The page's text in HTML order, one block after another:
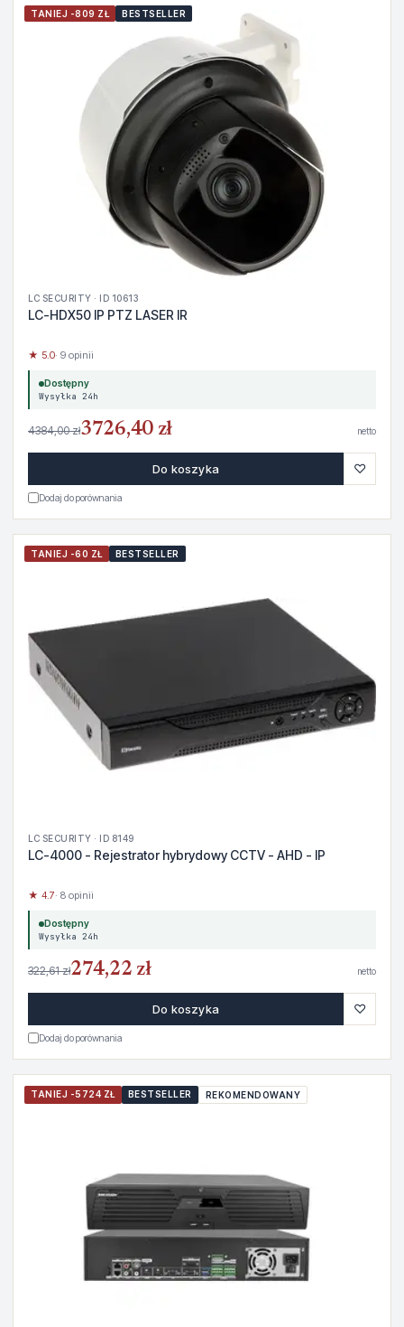
TANIEJ -809 ZŁ BESTSELLER
LC SECURITY · ID 10613
LC-HDX50 IP PTZ LASER IR
★ 5.0· 9 opinii
Dostępny
Wysyłka 24h
4384,00 zł3726,40 zł netto
Do koszyka ♡
Dodaj do porównania
TANIEJ -60 ZŁ BESTSELLER
LC SECURITY · ID 8149
LC-4000 - Rejestrator hybrydowy CCTV - AHD - IP
★ 4.7· 8 opinii
Dostępny
Wysyłka 24h
322,61 zł274,22 zł netto
Do koszyka ♡
Dodaj do porównania
TANIEJ -5724 ZŁ BESTSELLER REKOMENDOWANY